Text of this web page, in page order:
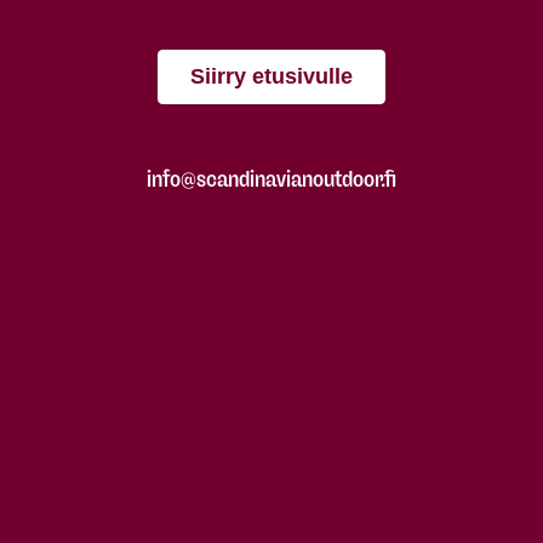
Siirry etusivulle
info@scandinavianoutdoor.fi